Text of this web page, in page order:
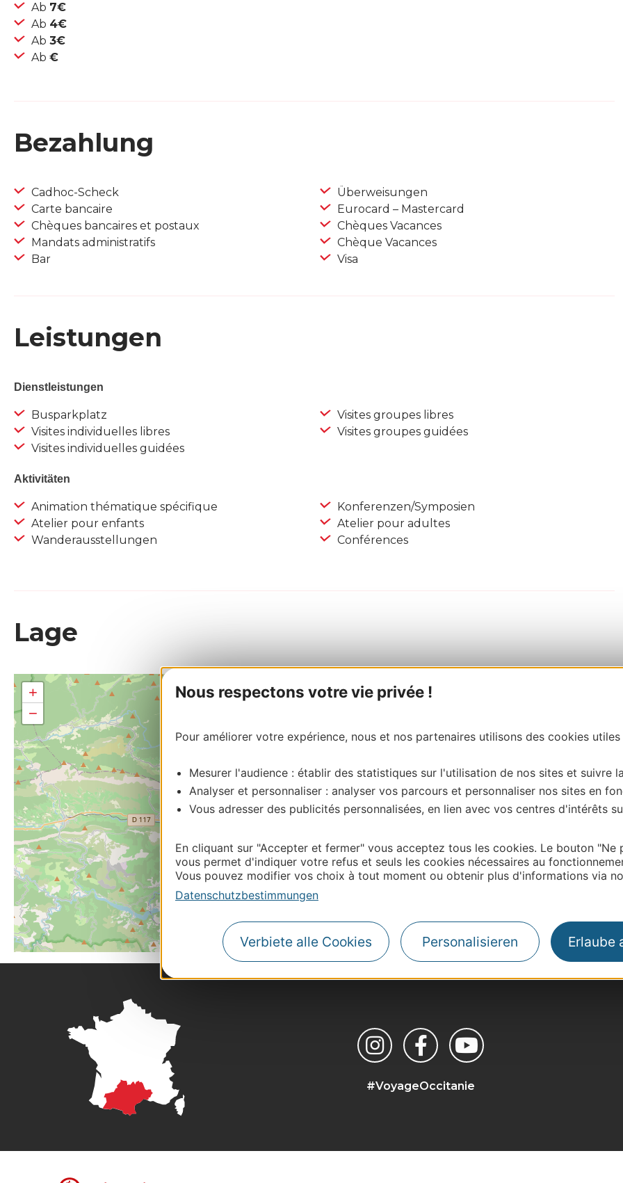
Nous respectons votre vie privée !
Pour améliorer votre expérience, nous et nos partenaires utilisons des cookies utiles
Mesurer l'audience : établir des statistiques sur l'utilisation de nos sites et suivre
Analyser et personnaliser : analyser vos parcours et personnaliser nos sites en
Vous adresser des publicités personnalisées, en lien avec vos centres d'intérêts
En cliquant sur "Accepter et fermer" vous acceptez tous les cookies. Le bouton "Ne
vous permet d'indiquer votre refus et seuls les cookies nécessaires au
Vous pouvez modifier vos choix à tout moment ou obtenir plus d'informations via
Datenschutzbestimmungen
Verbiete alle Cookies Personalisieren Erlaube
Ab 7€
Ab 4€
Ab 3€
Ab €
Bezahlung
Cadhoc-Scheck
Carte bancaire
Chèques bancaires et postaux
Mandats administratifs
Bar
Überweisungen
Eurocard – Mastercard
Chèques Vacances
Chèque Vacances
Visa
Leistungen
Dienstleistungen
Busparkplatz
Visites individuelles libres
Visites individuelles guidées
Visites groupes libres
Visites groupes guidées
Aktivitäten
Animation thématique spécifique
Atelier pour enfants
Wanderausstellungen
Konferenzen/Symposien
Atelier pour adultes
Conférences
Lage
+
−
Leaflet| Map data © OpenStreetMap contributors
#VoyageOccitanie